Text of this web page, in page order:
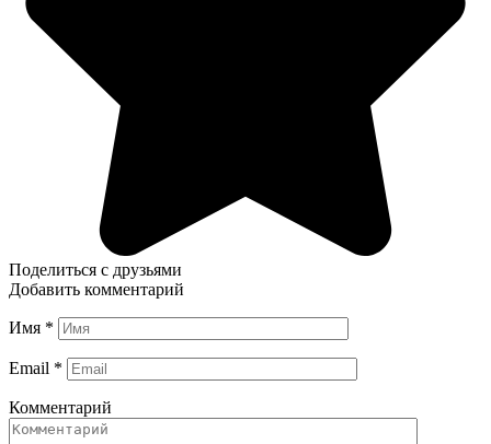
Поделиться с друзьями
Добавить комментарий
Имя *
Email *
Комментарий